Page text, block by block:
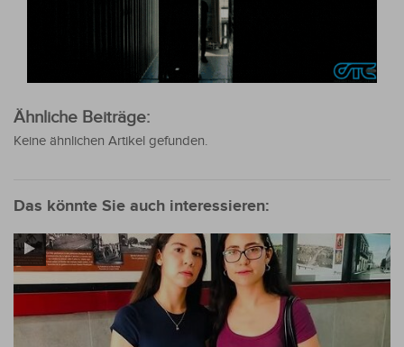
Ähnliche Beiträge:
Keine ähnlichen Artikel gefunden.
Das könnte Sie auch interessieren: